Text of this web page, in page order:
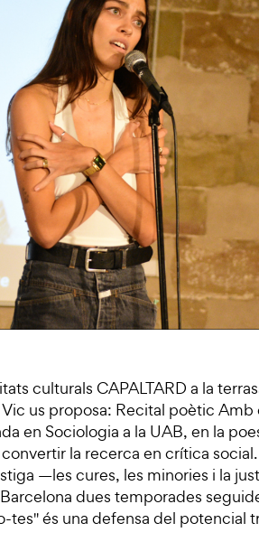
culturals CAPALTARD a la
us proposa: Recital poètic
en Sociologia a la UAB, en la
la recerca en crítica
—les cures, les minories i la
dues temporades
és una defensa del potencial